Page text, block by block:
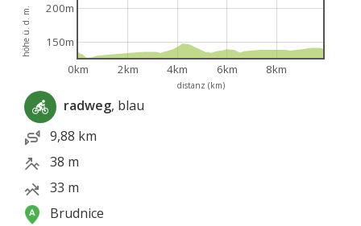
distanz (km)
höhe ü. d. m.
0km 2km 4km 6km 8km
150m
200m
radweg, blau
9,88 km
38 m
33 m
Brudnice